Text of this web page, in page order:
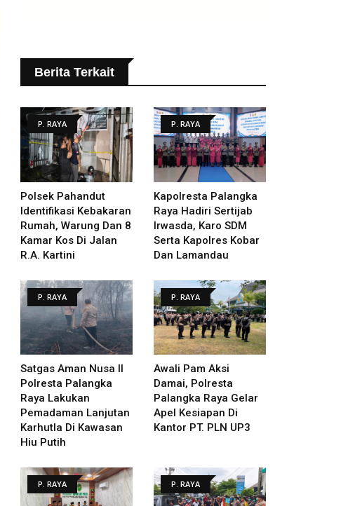
Berita Terkait
P. RAYA
Polsek Pahandut
Identifikasi Kebakaran
Rumah, Warung Dan 8
Kamar Kos Di Jalan
R.A. Kartini
P. RAYA
Kapolresta Palangka
Raya Hadiri Sertijab
Irwasda, Karo SDM
Serta Kapolres Kobar
Dan Lamandau
P. RAYA
Satgas Aman Nusa II
Polresta Palangka
Raya Lakukan
Pemadaman Lanjutan
Karhutla Di Kawasan
Hiu Putih
P. RAYA
Awali Pam Aksi
Damai, Polresta
Palangka Raya Gelar
Apel Kesiapan Di
Kantor PT. PLN UP3
P. RAYA P. RAYA